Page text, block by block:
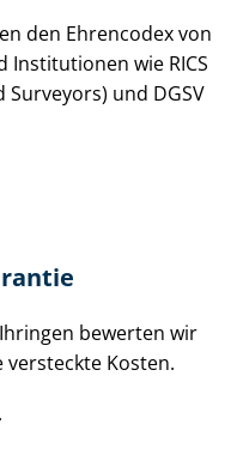
den Ehrencodex von
Institutionen wie RICS
und DGSV
bewerten wir
Kosten.